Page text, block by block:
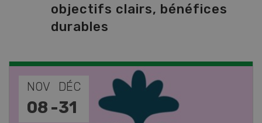
objectifs clairs, bénéfices
durables
NOV
17 -
JAN
26